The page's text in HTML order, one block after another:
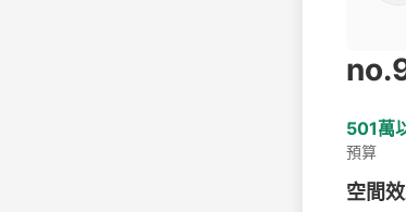
501萬
預算
空間